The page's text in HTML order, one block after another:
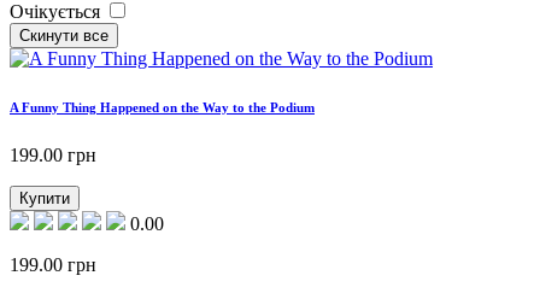
Очікується
A Funny Thing Happened on the Way to the Podium
199.00 грн
Купити
0.00
199.00 грн